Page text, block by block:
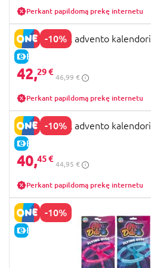
Perkant papildomą prekę internetu
-10%
E-KAINA
PAW PATROL advento
42,29 €
46,99 €
Perkant papildomą prekę internetu
-10%
E-KAINA
PAW PATROL advento
40,45 €
44,95 €
Perkant papildomą prekę internetu
-10%
E-KAINA